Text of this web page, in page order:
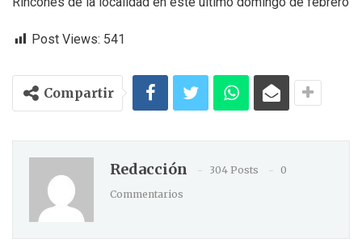
Post Views: 541
Compartir
Redacción 304 Posts
0
Commentarios